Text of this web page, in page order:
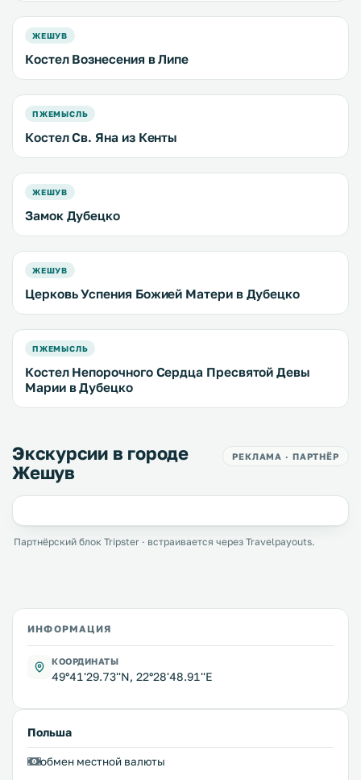
ЖЕШУВ
Костел Вознесения в Липе
ПЖЕМЫСЛЬ
Костел Св. Яна из Кенты
ЖЕШУВ
Замок Дубецко
ЖЕШУВ
Церковь Успения Божией Матери в Дубецко
ПЖЕМЫСЛЬ
Костел Непорочного Сердца Пресвятой Девы
Марии в Дубецко
Экскурсии в городе
Жешув
РЕКЛАМА · ПАРТНЁР
Партнёрский блок Tripster · встраивается через Travelpayouts.
ИНФОРМАЦИЯ
КООРДИНАТЫ
49°41'29.73''N, 22°28'48.91''E
Польша
обмен местной валюты